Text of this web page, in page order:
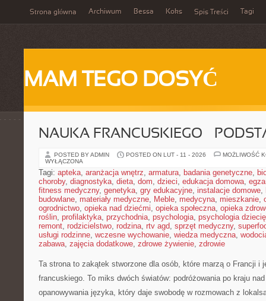
Strona główna Archiwum Bessa Koks Spis Treści Tagi
MAM TEGO DOSYĆ
NAUKA FRANCUSKIEGO –
POSTED BY ADMIN POSTED ON LUT - 11 - 2026
MOŻLIWOŚĆ
WYŁĄCZONA
Tagi: apteka, aranżacja wnętrz, armatura, badania genetyczne,
choroby, diagnostyka, dieta, dom, dzieci, edukacja domowa,
fitness medyczny, genetyka, gry edukacyjne, instalacje domowe,
budowlane, materiały medyczne, Meble, medycyna, mieszkanie,
ogrodnictwo, opieka nad dziećmi, opieka społeczna, opieka
roślin, profilaktyka, przychodnia, psychologia, psychologia
remont, rodzicielstwo, rodzina, rtv agd, sprzęt medyczny,
usługi rodzinne, wczesne wychowanie, wiedza medyczna,
zabawa, zajęcia dodatkowe, zdrowe żywienie, zdrowie
Ta strona to zakątek stworzone dla osób, które marzą o Francji i
francuskiego. To miks dwóch światów: podróżowania po kraju
opanowywania języka, który daje swobodę w rozmowach z